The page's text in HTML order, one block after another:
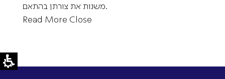
משנות את צורתן בהתאם.
Read More Close